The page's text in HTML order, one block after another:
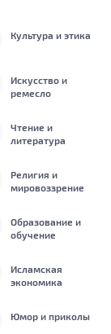
Культура и этика
Искусство и
ремесло
Чтение и
литература
Религия и
мировоззрение
Образование и
обучение
Исламская
экономика
Юмор и приколы